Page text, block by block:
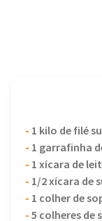
- 1 kilo de filé
- 1 garrafinha
- 1 xícara de
- 1/2 xícara de
- 1 colher de
-5 colheres de